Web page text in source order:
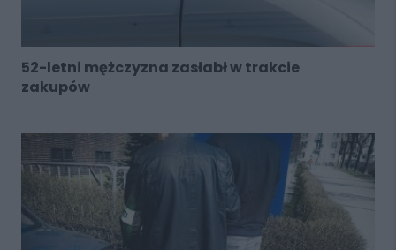
52-letni mężczyzna zasłabł w trakcie
zakupów